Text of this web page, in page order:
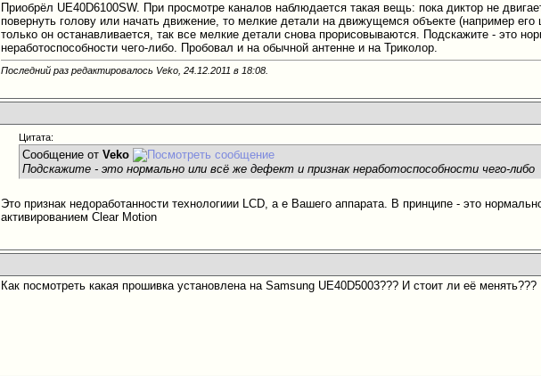
Приобрёл UE40D6100SW. При просмотре каналов наблюдается такая вещь: пока диктор не
повернуть голову или начать движение, то мелкие детали на движущемся объекте (например
только он останавливается, так все мелкие детали снова прорисовываются. Подскажите - это
неработоспособности чего-либо. Пробовал и на обычной антенне и на Триколор.
Последний раз редактировалось Veko, 24.12.2011 в 18:08
Цитата:
Сообщение отVeko
Подскажите - это нормально или всё же дефект и признак неработоспособности чего-либо
Это признак недоработанности технологиии LCD, а е Вашего аппарата. В принципе - это
активированием Clear Motion
Как посмотреть какая прошивка установлена на Samsung UE40D5003??? И стоит ли её менять???